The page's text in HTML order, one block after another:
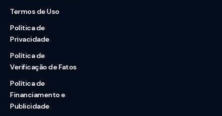
Termos de Uso
Política de
Privacidade
Política de
Verificação de Fatos
Política de
Financiamento e
Publicidade